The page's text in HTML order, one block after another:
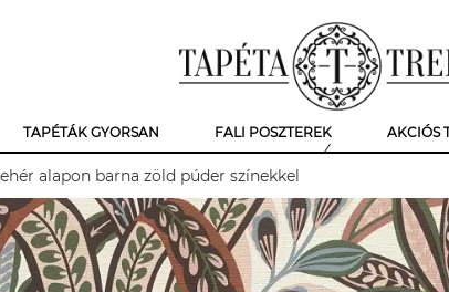
TAPÉTÁK GYORSAN FALI POSZTEREK AKCIÓS
alapon barna zöld púder színekkel